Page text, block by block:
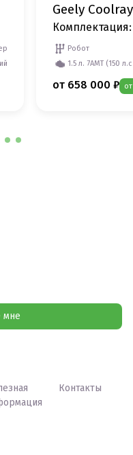
Geely Coolray
Робот
1.5 л. 7AMT (150
от 658 000 ₽
мне
Контакты